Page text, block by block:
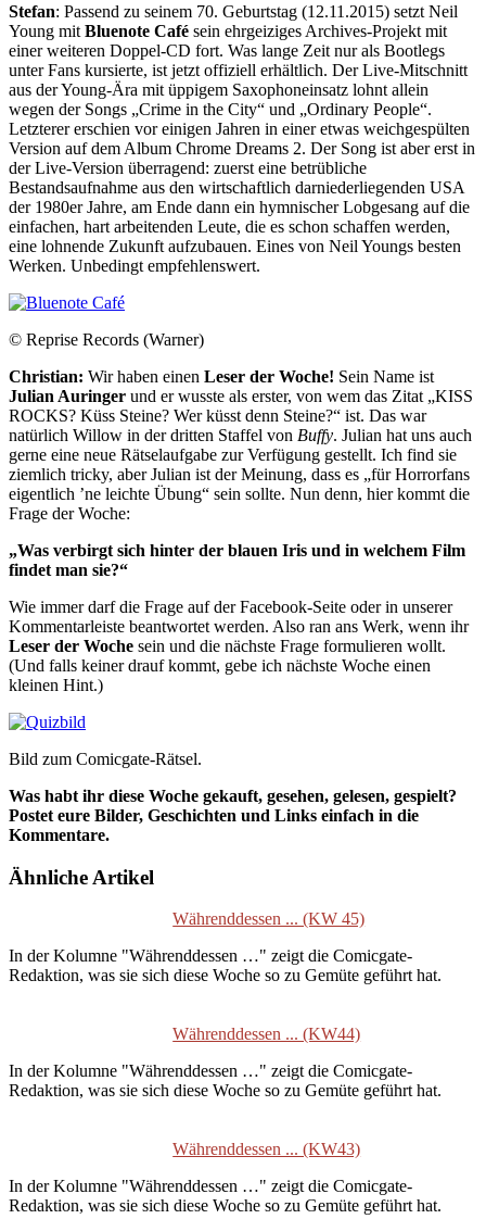
Stefan: Passend zu seinem 70. Geburtstag (12.11.2015) setzt Neil
Young mit Bluenote Café sein ehrgeiziges Archives-Projekt mit
einer weiteren Doppel-CD fort. Was lange Zeit nur als Bootlegs
unter Fans kursierte, ist jetzt offiziell erhältlich. Der Live-Mitschnitt
aus der Young-Ära mit üppigem Saxophoneinsatz lohnt allein
wegen der Songs „Crime in the City“ und „Ordinary People“.
Letzterer erschien vor einigen Jahren in einer etwas weichgespülten
Version auf dem Album Chrome Dreams 2. Der Song ist aber erst in
der Live-Version überragend: zuerst eine betrübliche
Bestandsaufnahme aus den wirtschaftlich darniederliegenden USA
der 1980er Jahre, am Ende dann ein hymnischer Lobgesang auf die
einfachen, hart arbeitenden Leute, die es schon schaffen werden,
eine lohnende Zukunft aufzubauen. Eines von Neil Youngs besten
Werken. Unbedingt empfehlenswert.
© Reprise Records (Warner)
Christian: Wir haben einen Leser der Woche! Sein Name ist
Julian Auringer und er wusste als erster, von wem das Zitat „KISS
ROCKS? Küss Steine? Wer küsst denn Steine?“ ist. Das war
natürlich Willow in der dritten Staffel von Buffy. Julian hat uns auch
gerne eine neue Rätselaufgabe zur Verfügung gestellt. Ich find sie
ziemlich tricky, aber Julian ist der Meinung, dass es „für Horrorfans
eigentlich ’ne leichte Übung“ sein sollte. Nun denn, hier kommt die
Frage der Woche:
„Was verbirgt sich hinter der blauen Iris und in welchem Film
findet man sie?“
Wie immer darf die Frage auf der Facebook-Seite oder in unserer
Kommentarleiste beantwortet werden. Also ran ans Werk, wenn ihr
Leser der Woche sein und die nächste Frage formulieren wollt.
(Und falls keiner drauf kommt, gebe ich nächste Woche einen
kleinen Hint.)
Bild zum Comicgate-Rätsel.
Was habt ihr diese Woche gekauft, gesehen, gelesen, gespielt?
Postet eure Bilder, Geschichten und Links einfach in die
Kommentare.
Ähnliche Artikel
Währenddessen ... (KW 45)
In der Kolumne "Währenddessen …" zeigt die Comicgate-
Redaktion, was sie sich diese Woche so zu Gemüte geführt hat.
Währenddessen ... (KW44)
In der Kolumne "Währenddessen …" zeigt die Comicgate-
Redaktion, was sie sich diese Woche so zu Gemüte geführt hat.
Währenddessen ... (KW43)
In der Kolumne "Währenddessen …" zeigt die Comicgate-
Redaktion, was sie sich diese Woche so zu Gemüte geführt hat.